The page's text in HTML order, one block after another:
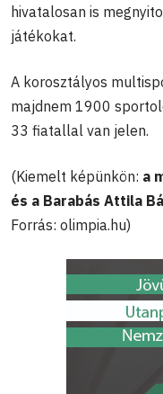
hivatalosan is
játékokat.
A korosztályos
majdnem 1900
33 fiatallal van jelen.
(Kiemelt képünkön: a
és a Barabás Attila
Forrás: olimpia.hu)